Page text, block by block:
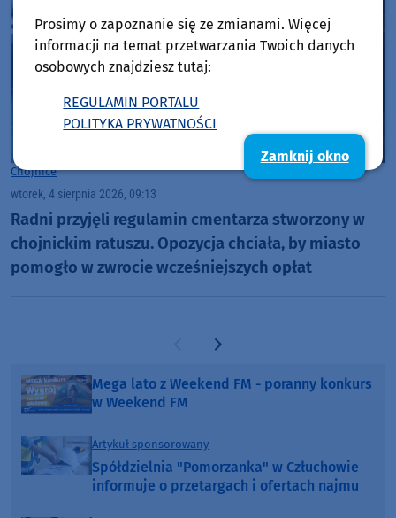
Chojnice
wtorek, 4 sierpnia 2026, 09:13
Radni przyjęli regulamin cmentarza stworzony w
chojnickim ratuszu. Opozycja chciała, by miasto
pomogło w zwrocie wcześniejszych opłat
Poprzednia strona
Następna strona
Mega lato z Weekend FM - poranny konkurs
w Weekend FM
Artykuł sponsorowany
Spółdzielnia "Pomorzanka" w Człuchowie
informuje o przetargach i ofertach najmu
Prosimy o zapoznanie się ze zmianami. Więcej
informacji na temat przetwarzania Twoich danych
osobowych znajdziesz tutaj:
REGULAMIN PORTALU
POLITYKA PRYWATNOŚCI
Zamknij okno